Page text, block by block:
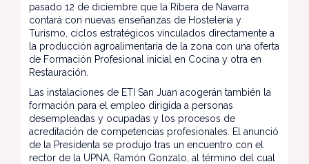
pasado 12 de diciembre que la Ribera de Navarra
contará con nuevas enseñanzas de Hostelería y
Turismo, ciclos estratégicos vinculados directamente a
la producción agroalimentaria de la zona con una oferta
de Formación Profesional inicial en Cocina y otra en
Restauración.
Las instalaciones de ETI San Juan acogerán también la
formación para el empleo dirigida a personas
desempleadas y ocupadas y los procesos de
acreditación de competencias profesionales. El anunció
de la Presidenta se produjo tras un encuentro con el
rector de la UPNA, Ramón Gonzalo, al término del cual